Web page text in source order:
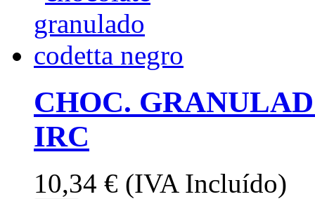
CHOC.
IRC
10,34 € (IVA Incluído)